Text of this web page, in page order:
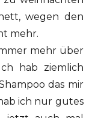
wegen den
mehr.
mehr über
hab ziemlich
das mir
ich nur gutes